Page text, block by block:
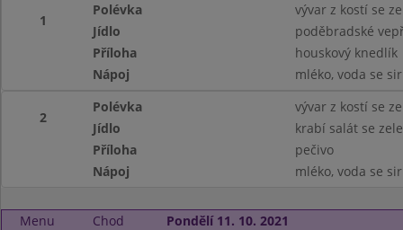
1
Polévka
vývar z kostí se
Jídlo
poděbradské
Příloha
houskový knedlík
Nápoj
mléko, voda se
2
Polévka
vývar z kostí se
Jídlo
krabí salát se
Příloha
pečivo
Nápoj
mléko, voda se
Menu Chod
Pondělí 11. 10. 2021